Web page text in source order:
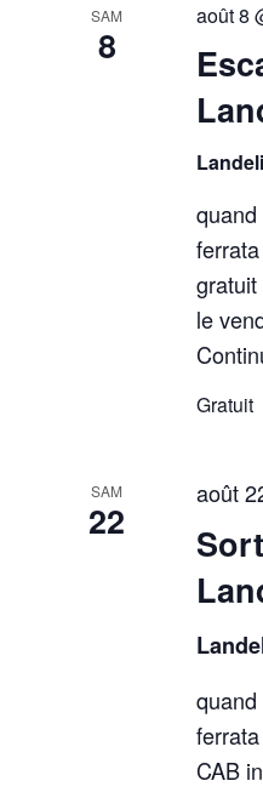
SAM
8
août 8
le
Gratuit
SAM
22
août
CAB